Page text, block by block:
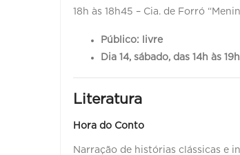
18h às 18h45 – Cia. de Forró
Público: livre
Dia 14, sábado, das 14h às 19h
Literatura
Hora do Conto
Narração de histórias clássicas e